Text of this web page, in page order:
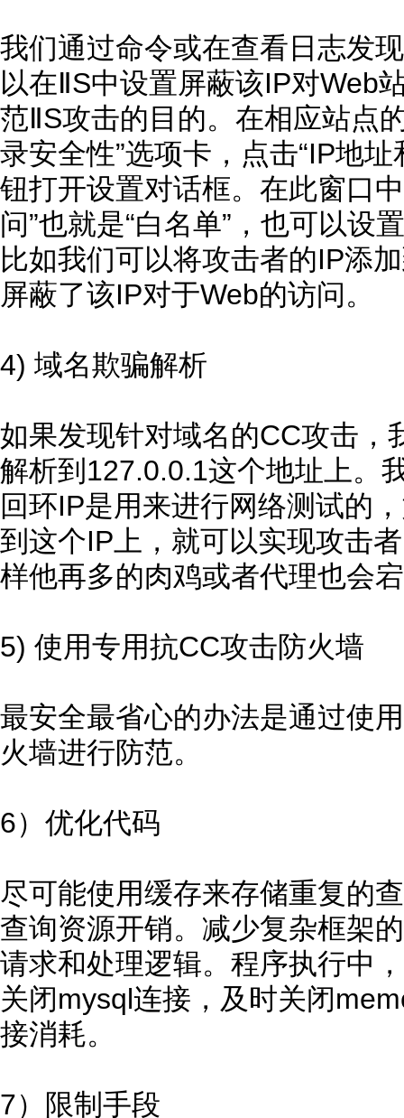
我们通过命令或在查看日志发
以在ⅡS中设置屏蔽该IP对Web
范ⅡS攻击的目的。在相应站点
录安全性”选项卡，点击“IP地址
钮打开设置对话框。在此窗口
问”也就是“白名单”，也可以设
比如我们可以将攻击者的IP添
屏蔽了该IP对于Web的访问。
4) 域名欺骗解析
如果发现针对域名的CC攻击，
解析到127.0.0.1这个地址上。
回环IP是用来进行网络测试的
到这个IP上，就可以实现攻击
样他再多的肉鸡或者代理也会
5) 使用专用抗CC攻击防火墙
最安全最省心的办法是通过使
火墙进行防范。
6）优化代码
尽可能使用缓存来存储重复的
查询资源开销。减少复杂框架
请求和处理逻辑。程序执行中
关闭mysql连接，及时关闭
接消耗。
7）限制手段